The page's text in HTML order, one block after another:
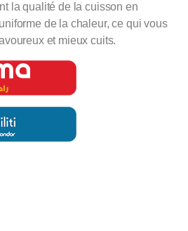
la qualité de la cuisson en
de la chaleur, ce qui vous
et mieux cuits.